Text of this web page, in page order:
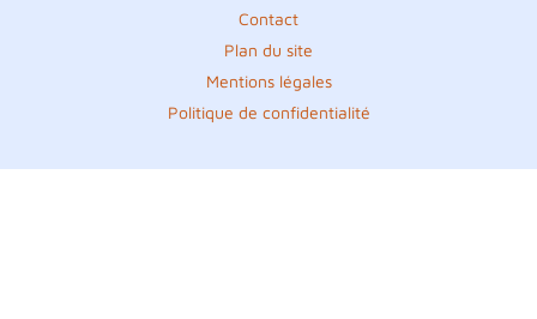
Contact
Plan du site
Mentions légales
Politique de confidentialité